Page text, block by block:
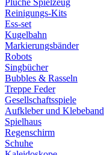
Pluche Spielzeug
Reinigungs-Kits
Ess-set
Kugelbahn
Markierungsbänder
Robots
Singbücher
Bubbles & Rasseln
Treppe Feder
Gesellschaftsspiele
Aufkleber und Klebeband
Spielhaus
Regenschirm
Schuhe